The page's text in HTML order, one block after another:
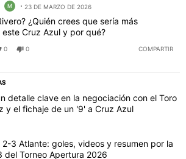
M 23 DE MARZO DE 2026
¿Quién crees que sería más
este Cruz Azul y por qué?
0 0 COMPARTIR
artículos con más comentarios en los
con el título "Revelan un detalle clave
detalle clave en la negociación con el Toro
y el fichaje de un '9' a Cruz Azul
con el título "Cruz Azul 2-3 Atlante:
2-3 Atlante: goles, videos y resumen por la
del Torneo Apertura 2026